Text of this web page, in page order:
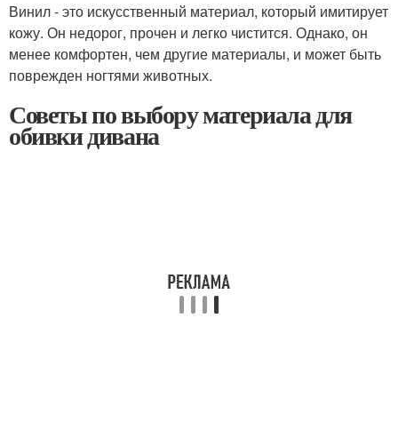
Винил - это искусственный материал, который имитирует
кожу. Он недорог, прочен и легко чистится. Однако, он
менее комфортен, чем другие материалы, и может быть
поврежден ногтями животных.
Советы по выбору материала для
обивки дивана